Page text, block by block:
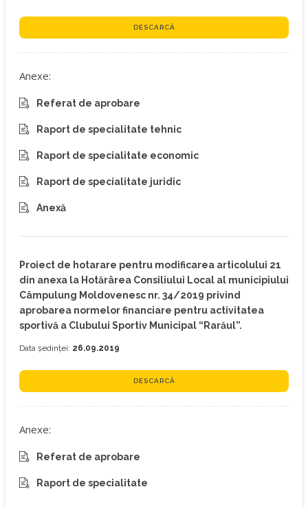
DESCARCĂ
Anexe:
Referat de aprobare
Raport de specialitate tehnic
Raport de specialitate economic
Raport de specialitate juridic
Anexă
Proiect de hotarare pentru modificarea articolului 21
din anexa la Hotărârea Consiliului Local al municipiului
Câmpulung Moldovenesc nr. 34/2019 privind
aprobarea normelor financiare pentru activitatea
sportivă a Clubului Sportiv Municipal “Rarăul”.
Data ședinței: 26.09.2019
DESCARCĂ
Anexe:
Referat de aprobare
Raport de specialitate